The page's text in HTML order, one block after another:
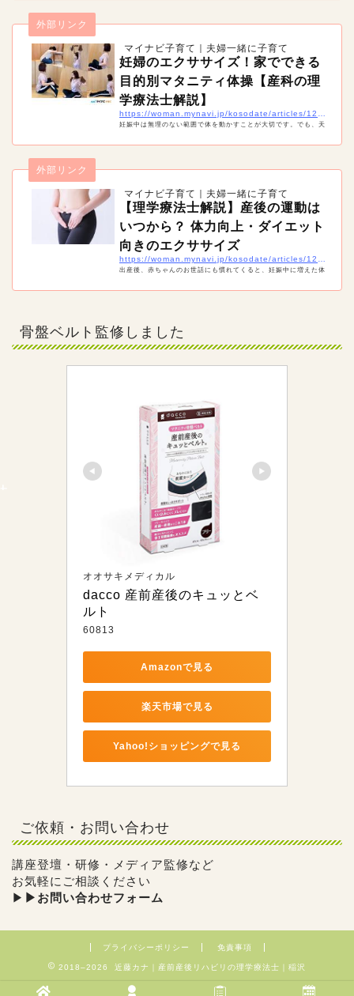
マイナビ子育て｜夫婦一緒に子育て
外部リンク
妊婦のエクササイズ！家でできる
目的別マタニティ体操【産科の理
学療法士解説】
https://woman.mynavi.jp/kosodate/articles/12263
妊娠中は無理のない範囲で体を動かすことが大切です。でも、天
マイナビ子育て｜夫婦一緒に子育て
外部リンク
【理学療法士解説】産後の運動は
いつから？ 体力向上・ダイエット
向きのエクササイズ
https://woman.mynavi.jp/kosodate/articles/12984
出産後、赤ちゃんのお世話にも慣れてくると、妊娠中に増えた体
骨盤ベルト監修しました
オオサキメディカル
dacco 産前産後のキュッとベ
ルト
60813
Amazonで見る
楽天市場で見る
Yahoo!ショッピングで見る
ご依頼・お問い合わせ
講座登壇・研修・メディア監修など
お気軽にご相談ください
▶︎ ▶︎お問い合わせフォーム
プライバシーポリシー 免責事項
2018–2026 近藤カナ｜産前産後リハビリの理学療法士｜稲沢